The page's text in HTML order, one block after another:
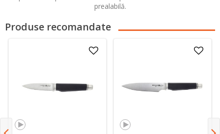
prealabilă.
Produse recomandate